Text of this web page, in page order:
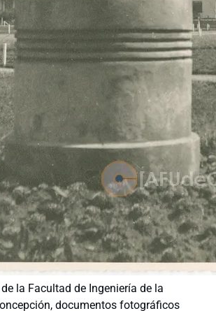
la Facultad de Ingeniería de la
documentos fotográficos